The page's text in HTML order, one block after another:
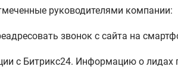
руководителями компании:
звонок с сайта на
с Битрикс24. Информацию о